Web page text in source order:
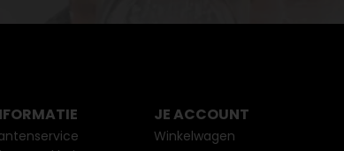
JE ACCOUNT
Winkelwagen